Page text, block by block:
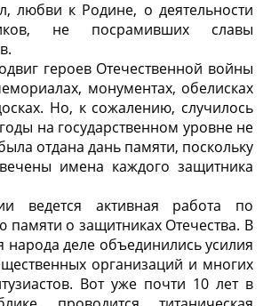
любви к Родине, о деятельности
не посрамивших славы
героев Отечественной войны
монументах, обелисках
Но, к сожалению, случилось
на государственном уровне не
отдана дань памяти, поскольку
имена каждого защитника
ведется активная работа по
памяти о защитниках Отечества. В
народа деле объединились усилия
организаций и многих
Вот уже почти 10 лет в